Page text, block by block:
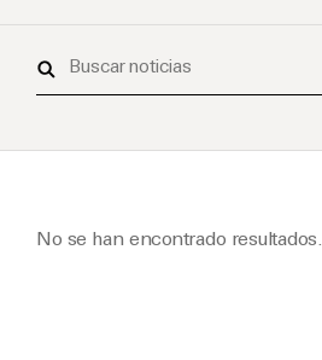
Buscar
No se han encontrado resultados.